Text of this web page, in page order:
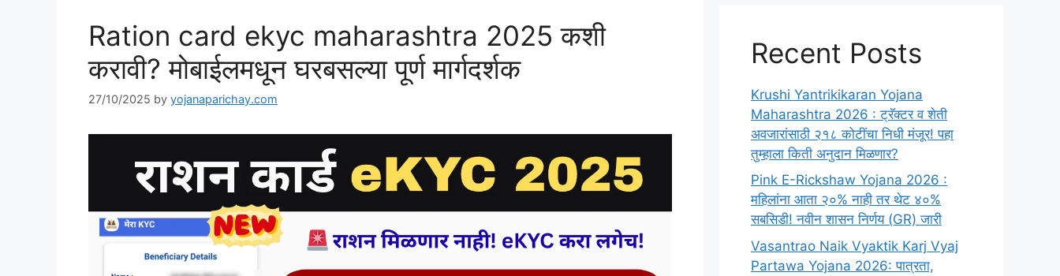
Ration card ekyc maharashtra 2025 कशी
करावी? मोबाईलमधून घरबसल्या पूर्ण मार्गदर्शक
27/10/2025 by yojanaparichay.com
Recent Posts
Krushi Yantrikikaran Yojana
Maharashtra 2026 : ट्रॅक्टर व शेती
अवजारांसाठी २१८ कोटींचा निधी मंजूर! पहा
तुम्हाला किती अनुदान मिळणार?
Pink E-Rickshaw Yojana 2026 :
महिलांना आता २०% नाही तर थेट ४०%
सबसिडी! नवीन शासन निर्णय (GR) जारी
Vasantrao Naik Vyaktik Karj Vyaj
Partawa Yojana 2026: पात्रता,